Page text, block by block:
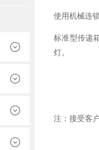
使用机械连
标准型传递
灯。
注：接受客